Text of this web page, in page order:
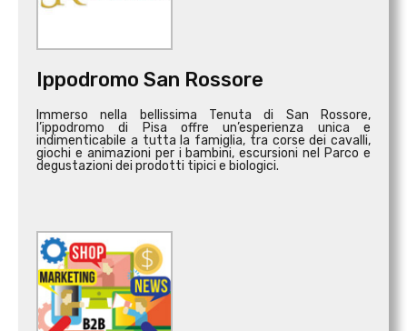
Ippodromo San Rossore
Immerso nella bellissima Tenuta di San Rossore,
l’ippodromo di Pisa offre un’esperienza unica e
indimenticabile a tutta la famiglia, tra corse dei cavalli,
giochi e animazioni per i bambini, escursioni nel Parco e
degustazioni dei prodotti tipici e biologici.